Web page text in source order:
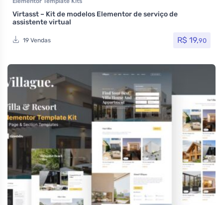
Virtasst – Kit de modelos Elementor de serviço de
assistente virtual
19 Vendas R$ 19,90